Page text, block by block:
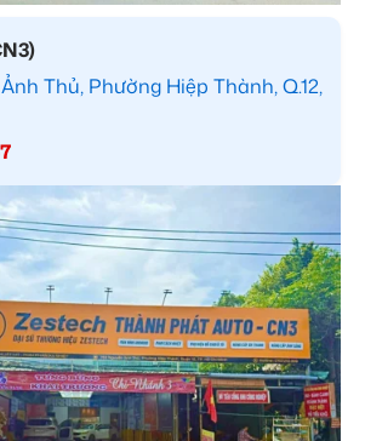
Thủ, Phường Hiệp Thành, Q.12,